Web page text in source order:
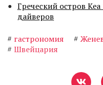
Греческий остров
дайверов
# гастрономия #
# Швейцария